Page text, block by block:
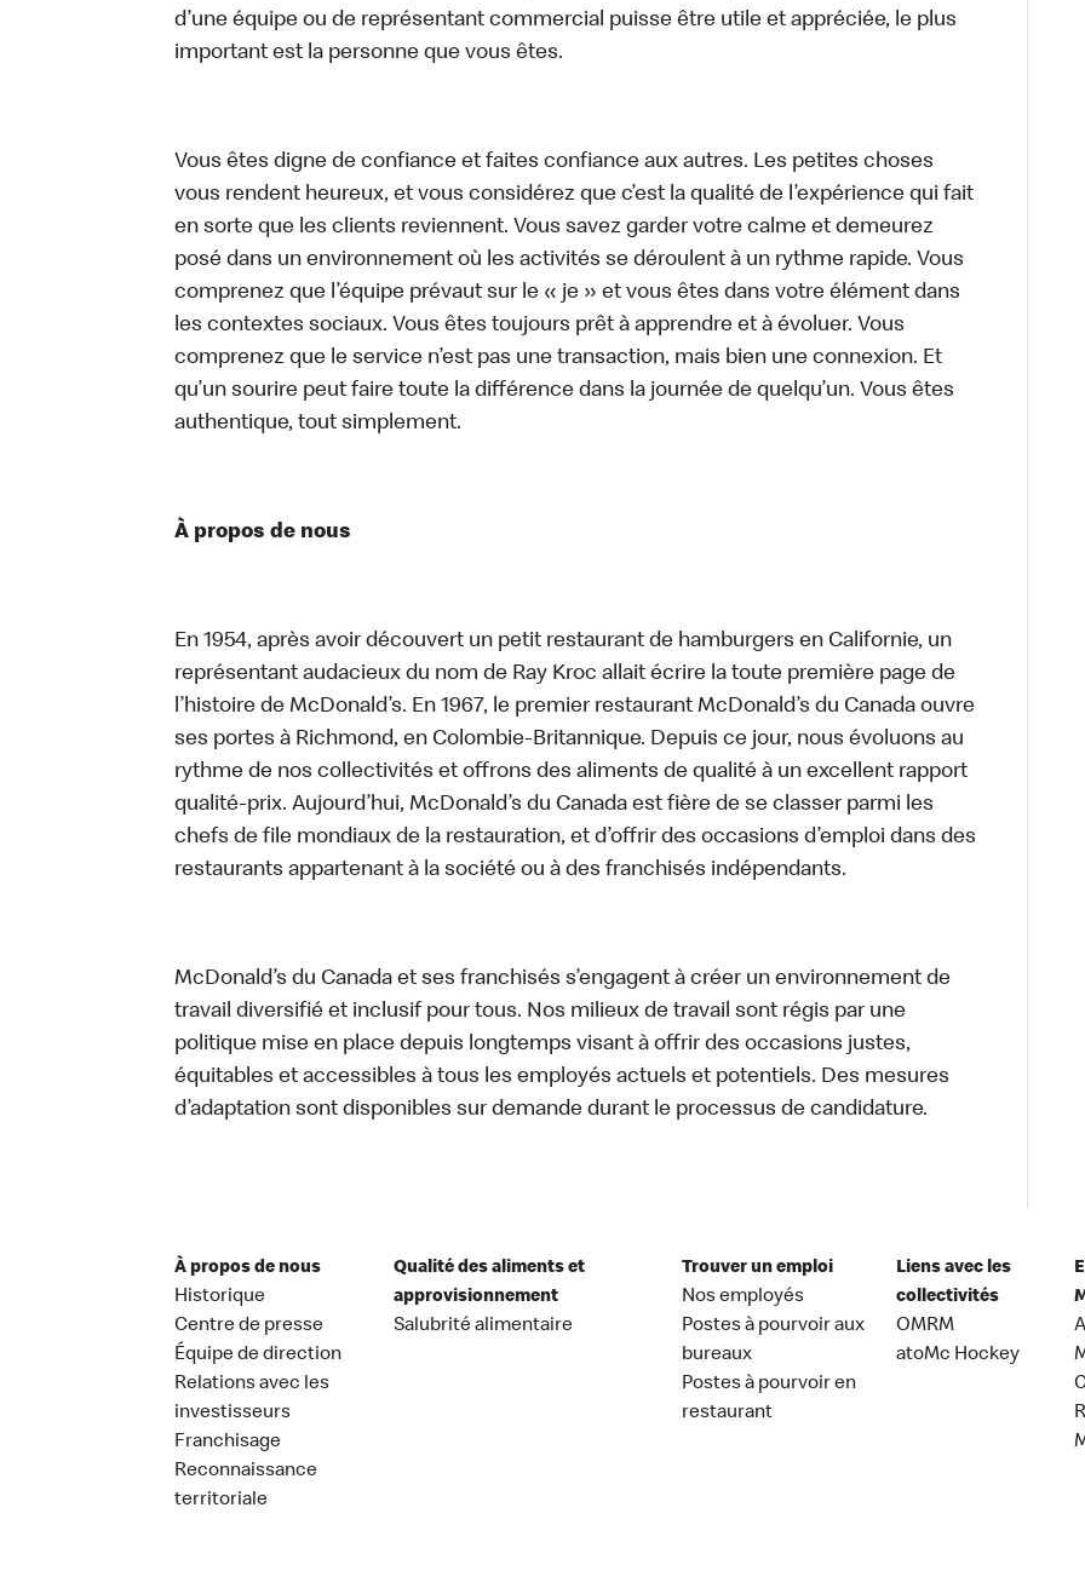
d’une équipe ou de représentant commercial puisse être utile et appréciée, le plus
important est la personne que vous êtes.
Vous êtes digne de confiance et faites confiance aux autres. Les petites choses
vous rendent heureux, et vous considérez que c’est la qualité de l’expérience qui fait
en sorte que les clients reviennent. Vous savez garder votre calme et demeurez
posé dans un environnement où les activités se déroulent à un rythme rapide. Vous
comprenez que l’équipe prévaut sur le « je » et vous êtes dans votre élément dans
les contextes sociaux. Vous êtes toujours prêt à apprendre et à évoluer. Vous
comprenez que le service n’est pas une transaction, mais bien une connexion. Et
qu’un sourire peut faire toute la différence dans la journée de quelqu’un. Vous êtes
authentique, tout simplement.
À propos de nous
En 1954, après avoir découvert un petit restaurant de hamburgers en Californie, un
représentant audacieux du nom de Ray Kroc allait écrire la toute première page de
l’histoire de McDonald’s. En 1967, le premier restaurant McDonald’s du Canada ouvre
ses portes à Richmond, en Colombie-Britannique. Depuis ce jour, nous évoluons au
rythme de nos collectivités et offrons des aliments de qualité à un excellent rapport
qualité-prix. Aujourd’hui, McDonald’s du Canada est fière de se classer parmi les
chefs de file mondiaux de la restauration, et d’offrir des occasions d’emploi dans des
restaurants appartenant à la société ou à des franchisés indépendants.
McDonald’s du Canada et ses franchisés s’engagent à créer un environnement de
travail diversifié et inclusif pour tous. Nos milieux de travail sont régis par une
politique mise en place depuis longtemps visant à offrir des occasions justes,
équitables et accessibles à tous les employés actuels et potentiels. Des mesures
d’adaptation sont disponibles sur demande durant le processus de candidature.
À propos de nous
Historique
Centre de presse
Équipe de direction
Relations avec les
investisseurs
Franchisage
Reconnaissance
territoriale
Qualité des aliments et
approvisionnement
Salubrité alimentaire
Trouver un emploi
Nos employés
Postes à pourvoir aux
bureaux
Postes à pourvoir en
restaurant
Liens avec les
collectivités
OMRM
atoMc Hockey